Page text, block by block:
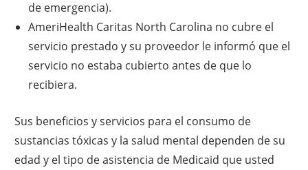
de emergencia).
AmeriHealth Caritas North Carolina no cubre el
servicio prestado y su proveedor le informó que el
servicio no estaba cubierto antes de que lo
recibiera.
Sus beneficios y servicios para el consumo de
sustancias tóxicas y la salud mental dependen de su
edad y el tipo de asistencia de Medicaid que usted